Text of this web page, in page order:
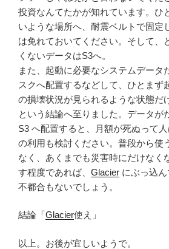
投資なんてたかが知れています。ひ
いような場所へ、耐震ベルトで固定
は免れておいてください。そして、
くないデータはS3へ。
また、起動に必要なシステムデータ
スクへ配置するなどして、ひとまず
の損壊状況が見られるような状態だ
という結論へ至りました。データが
S3 へ配置すると、月額が死ぬって人
の利用も検討ください。普段から使
なく、あくまでも災害時にだけなく
す程度であれば、 Glacier にぶっ込
不都合もないでしょう。
結論「Glacier使え」
以上。お後が宜しいようで。